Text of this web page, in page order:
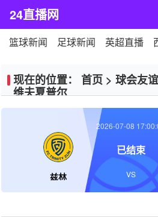
24直播网
篮球新闻 足球新闻 英超直播
现在的位置： 首页 > 球会友
维夫夏普尔
兹林
2026-07-08
已结束
VS